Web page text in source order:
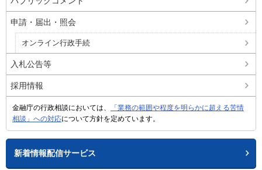
申請・届出・照会
オンライン行政手続
入札公告等
採用情報
金融庁の行政相談においては、
「業務の範囲や程度を明らかに超える苦情
相談」への対応について方針を定めています。
新着情報配信サービス